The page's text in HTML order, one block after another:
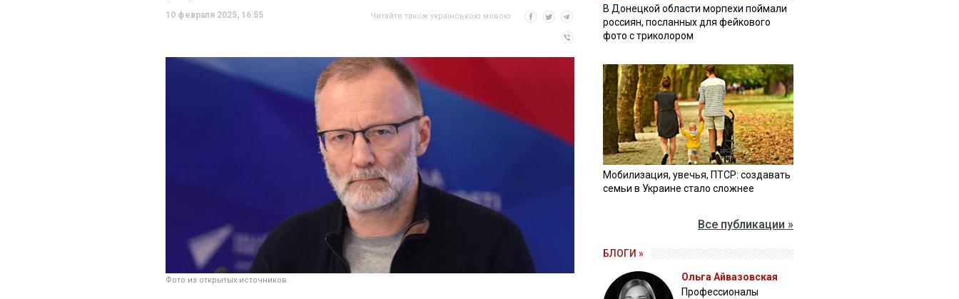
10 февраля 2025, 16:55 Читайте також українською мовою
Фото из открытых источников
В Донецкой области морпехи поймали
россиян, посланных для фейкового
фото с триколором
Мобилизация, увечья, ПТСР: создавать
семьи в Украине стало сложнее
Все публикации »
БЛОГИ »
Ольга Айвазовская
Профессионалы